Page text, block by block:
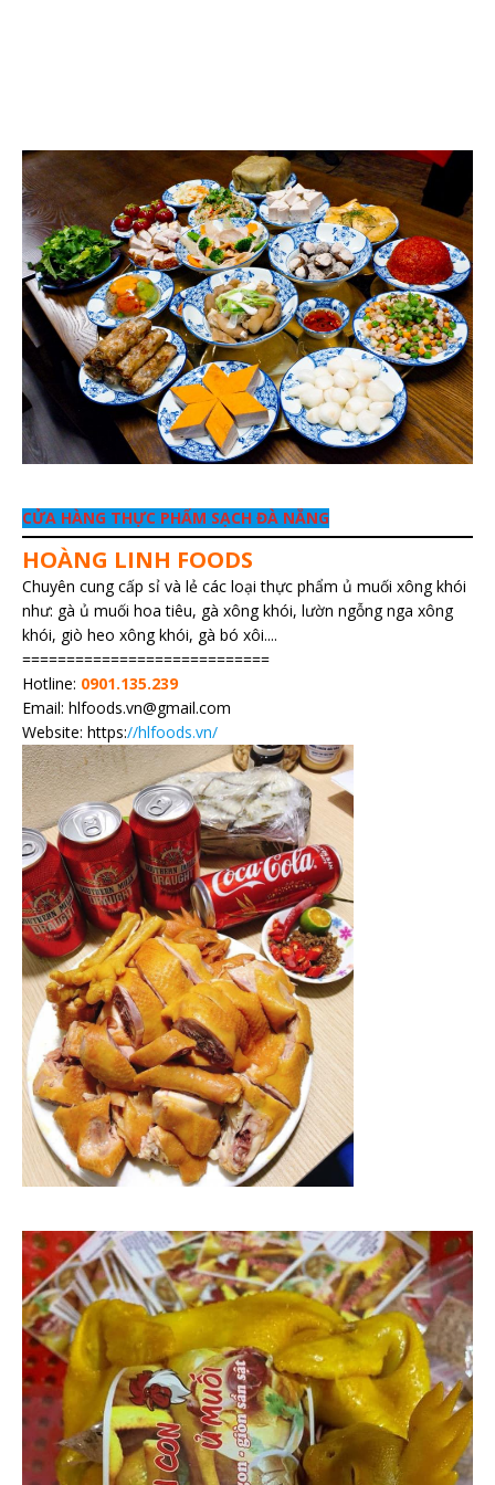
CỬA HÀNG THỰC PHẨM SẠCH ĐÀ NẴNG
HOÀNG LINH FOODS
Chuyên cung cấp sỉ và lẻ các loại thực phẩm ủ muối xông khói
như: gà ủ muối hoa tiêu, gà xông khói, lườn ngỗng nga xông
khói, giò heo xông khói, gà bó xôi....
============================
Hotline: 0901.135.239
Email: hlfoods.vn@gmail.com
Website: https://hlfoods.vn/